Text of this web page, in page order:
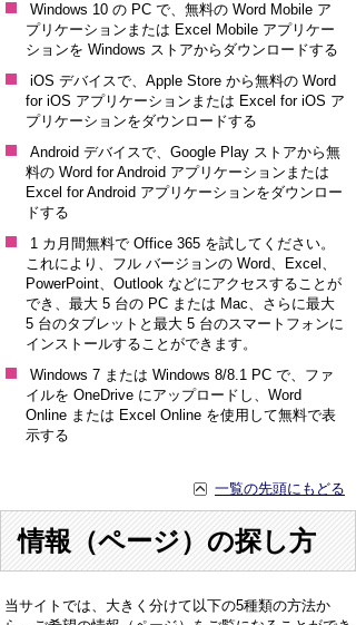
Windows 10 の PC で、無料の Word Mobile ア
プリケーションまたは Excel Mobile アプリケー
ションを Windows ストアからダウンロードする
iOS デバイスで、Apple Store から無料の Word
for iOS アプリケーションまたは Excel for iOS ア
プリケーションをダウンロードする
Android デバイスで、Google Play ストアから無
料の Word for Android アプリケーションまたは
Excel for Android アプリケーションをダウンロー
ドする
1 カ月間無料で Office 365 を試してください。
これにより、フル バージョンの Word、Excel、
PowerPoint、Outlook などにアクセスすることが
でき、最大 5 台の PC または Mac、さらに最大
5 台のタブレットと最大 5 台のスマートフォンに
インストールすることができます。
Windows 7 または Windows 8/8.1 PC で、ファ
イルを OneDrive にアップロードし、Word
Online または Excel Online を使用して無料で表
示する
一覧の先頭にもどる
情報（ページ）の探し方
当サイトでは、大きく分けて以下の5種類の方法か